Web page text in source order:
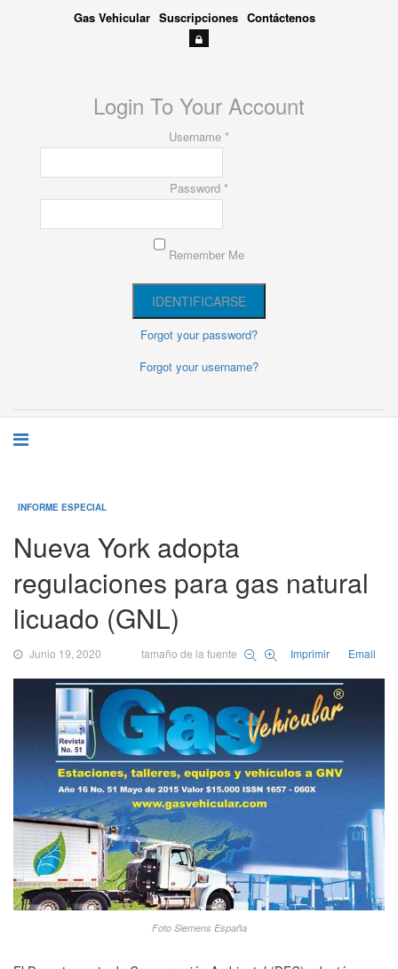
Gas Vehicular Suscripciones Contáctenos
Login To Your Account
Username *
Password *
Remember Me
Forgot your password?
Forgot your username?
INFORME ESPECIAL
Nueva York adopta
regulaciones para gas natural
licuado (GNL)
Junio 19, 2020 tamaño de la fuente Imprimir Email
Foto Siemens España